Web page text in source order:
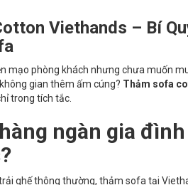
Viethands – Bí
mạo phòng khách nhưng chưa muốn
gian thêm ấm cúng? Thảm sofa
trong tích tắc.
ngàn gia
ghế thông thường, thảm sofa tại